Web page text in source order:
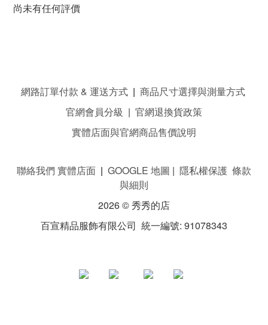
尚未有任何評價
網路訂單付款 & 運送方式| 商品尺寸選擇與測量方式
官網會員分級 | 官網退換貨政策
實體店面與官網商品售價說明
聯絡我們 實體店面 | GOOGLE 地圖 | 隱私權保護 條款
與細則
2026 © 秀秀的店
百宣精品服飾有限公司 統一編號: 91078343